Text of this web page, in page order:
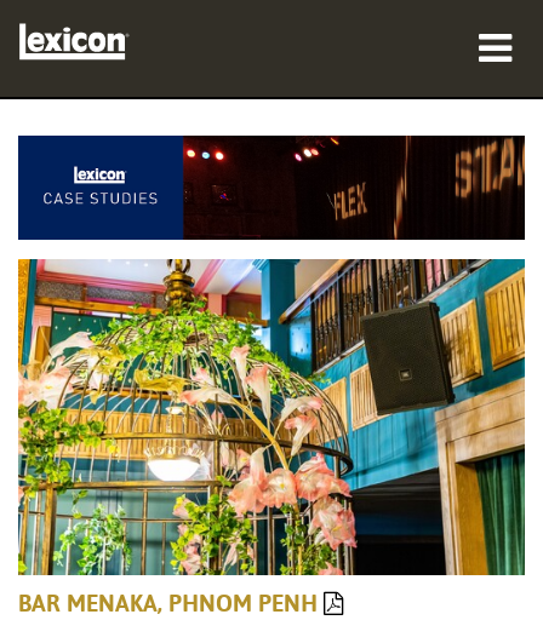
dónde comprar
profesionales
Casos de estudio
capacitación
soporte
Idioma/Región
BAR MENAKA, PHNOM PENH